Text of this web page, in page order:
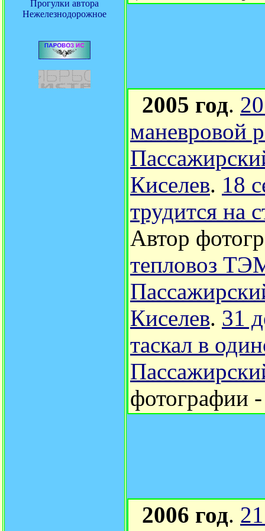
Прогулки автора
Нежелезнодорожное
2005 год.
маневровой
Киселев. 18
трудится на
Автор
тепловоз
Киселев. 31
таскал в
фотографии
2006 год.